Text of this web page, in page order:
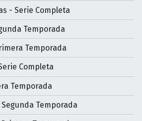
- Serie Completa
Temporada
Temporada
Completa
Temporada
Temporada